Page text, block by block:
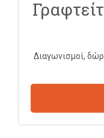
Διαγωνισμοί,